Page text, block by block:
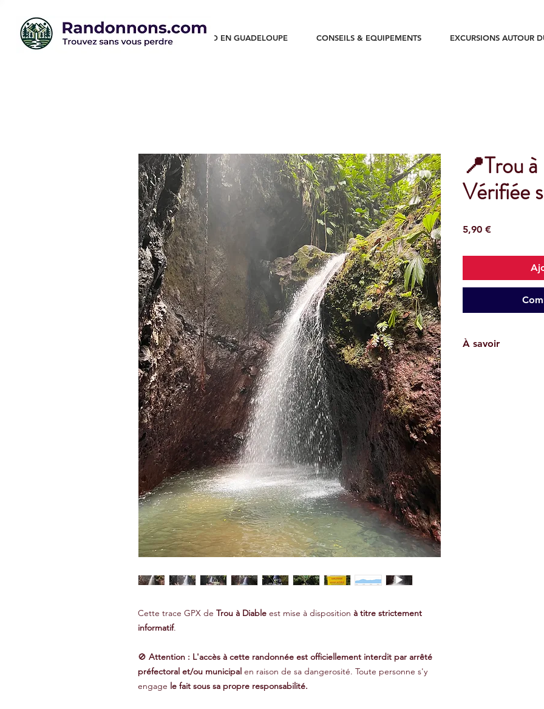
RANDO EN GUADELOUPE CONSEILS & EQUIPEMENTS EXCURSIONS AUTOUR
Cette trace GPX de Trou à Diable est mise à disposition à titre strictement
informatif.
🚫 Attention : L'accès à cette randonnée est officiellement interdit par arrêté
préfectoral et/ou municipal en raison de sa dangerosité. Toute personne s'y
engage le fait sous sa propre responsabilité.
📍Trou
Vérifiée
5,90 €Prix
À savoir